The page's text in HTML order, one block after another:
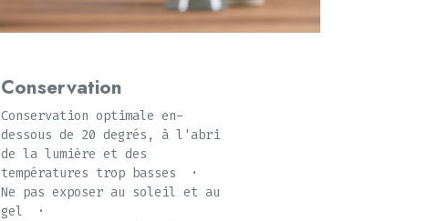
Conservation
Conservation optimale en-
dessous de 20 degrés, à l'abri
de la lumière et des
températures trop basses ·
Ne pas exposer au soleil et au
gel ·